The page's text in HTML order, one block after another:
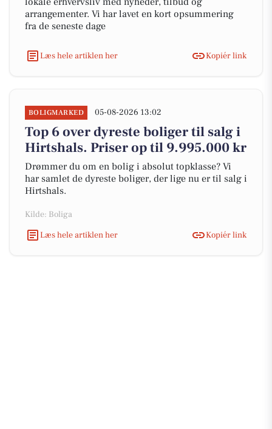
arrangementer. Vi har lavet en kort opsummering
fra de seneste dage
Læs hele artiklen her Kopiér link
BOLIGMARKED 05-08-2026 13:02
Top 6 over dyreste boliger til salg i
Hirtshals. Priser op til 9.995.000 kr
Drømmer du om en bolig i absolut topklasse? Vi
har samlet de dyreste boliger, der lige nu er til salg i
Hirtshals.
Kilde: Boliga
Læs hele artiklen her
Kopiér link